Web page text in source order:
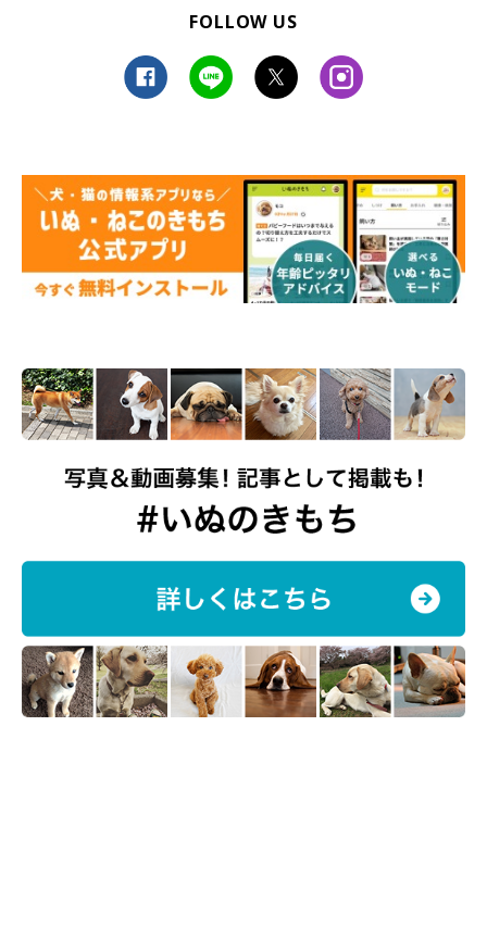
愛犬を感染症から守るための参考にしてくださいね。
※写真は「いぬのきもちアプリ」で投稿されたものです
※記事と写真に関連性はありませんので予めご了承ください
関連記事:
大雨後の犬の散歩は「レプトスピラ症」に注
注意！獣医師がレプトスプラ症について解説します。レプトスピラ
を含む混合ワクチンを毎年接種することが効果的です。
FOLLOW US